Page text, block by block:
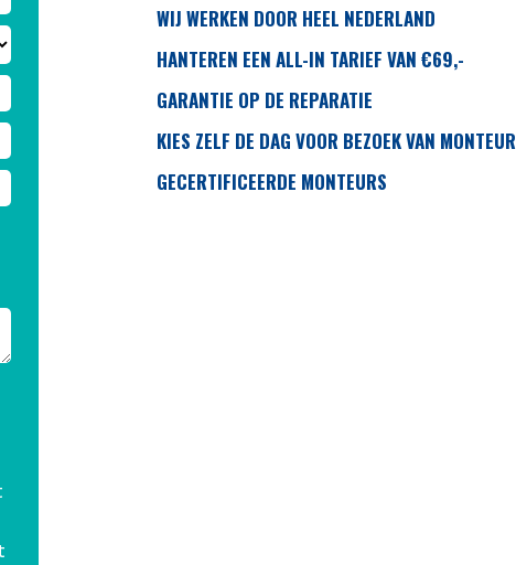
WIJ WERKEN DOOR HEEL NEDERLAND
HANTEREN EEN ALL-IN TARIEF VAN €69,-
GARANTIE OP DE REPARATIE
KIES ZELF DE DAG VOOR BEZOEK VAN MONTEUR
GECERTIFICEERDE MONTEURS